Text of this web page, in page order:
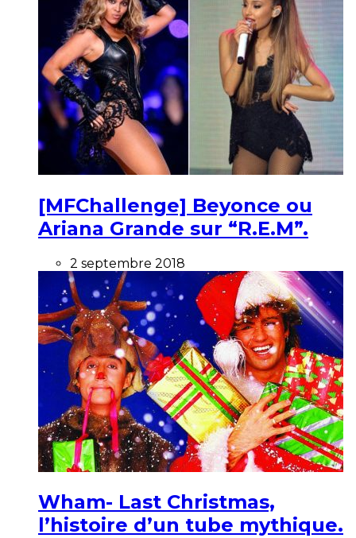
[MFChallenge] Beyonce ou
Ariana Grande sur “R.E.M”.
2 septembre 2018
Wham- Last Christmas,
l’histoire d’un tube mythique.